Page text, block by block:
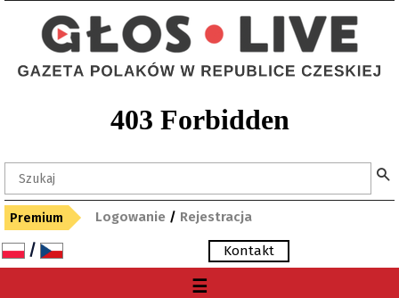
Premium Logowanie / Rejestracja
/ Kontakt
☰